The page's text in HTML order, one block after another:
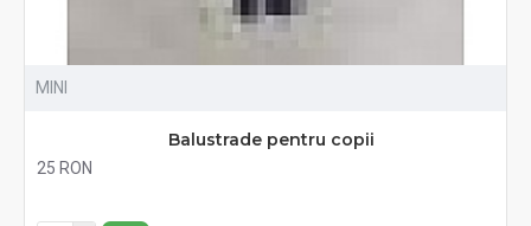
MINI
Balustrade pentru copii
25 RON